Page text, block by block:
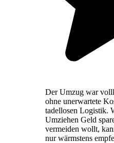
Der Umzug war
ohne unerwartete
tadellosen Logistik.
Umziehen Geld
vermeiden wollt,
nur wärmstens